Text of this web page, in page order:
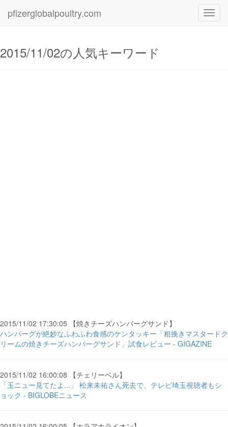
pfizerglobalpoultry.com
2015/11/02の人気キーワード
2015/11/02 17:30:05 【焼きチーズハンバーグサンド】
ハンバーグが絶妙なふわふわ食感のケンタッキー「粗挽きマスタードク
リームの焼きチーズハンバーグサンド」試食レビュー - GIGAZINE
2015/11/02 16:00:08 【チェリーベル】
「玉ニュー見てたよ...」 松来未祐さん死去で、テレビ埼玉視聴者もシ
ョック - BIGLOBEニュース